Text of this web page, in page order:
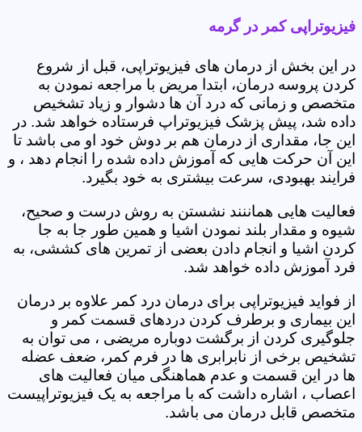
فیزیوتراپی کمر در گرمه
در این بخش از درمان های فیزیوتراپی، قبل از شروع
کردن پروسه درمان، ابتدا مریض با مراجعه نمودن به
متخصص و زمانی که درد آن ها دشوار و زیاد تشخیص
داده شد، پیش پزشک فیزیوتراپ فرستاده خواهد شد. در
این جا، مقداری از درمان هم بر دوش خود او می باشد تا
این آن حرکت هایی که آموزش داده شده را انجام دهد ، و
فرایند بهبودی، سرعت بیشتری به خود بگیرد.
فعالیت هایی هماننند نشستن به روش درست و صحیح،
شیوه و مقدار بلند نمودن اشیا و همین طور جا به جا
کردن اشیا و انجام دادن بعضی از تمرین های کششی، به
فرد آموزش داده خواهد شد.
از فواید فیزیوتراپی برای درمان درد کمر علاوه بر درمان
این بیماری و برطرف کردن دردهای قسمت کمر و
جلوگیری کردن از برگشت دوباره مریضی ، می توان به
تشخیص برخی از نابرابری ها در فرم کمر، ضعف عضله
ها در این قسمت و عدم هماهنگی میان فعالیت های
اعصاب ، اشاره داشت که با مراجعه به یک فیزیوتراپیست
متخصص قابل درمان می باشد.